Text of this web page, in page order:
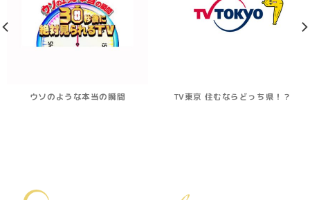
ウソのような本当の瞬間 TV東京 住むならどっち県！？